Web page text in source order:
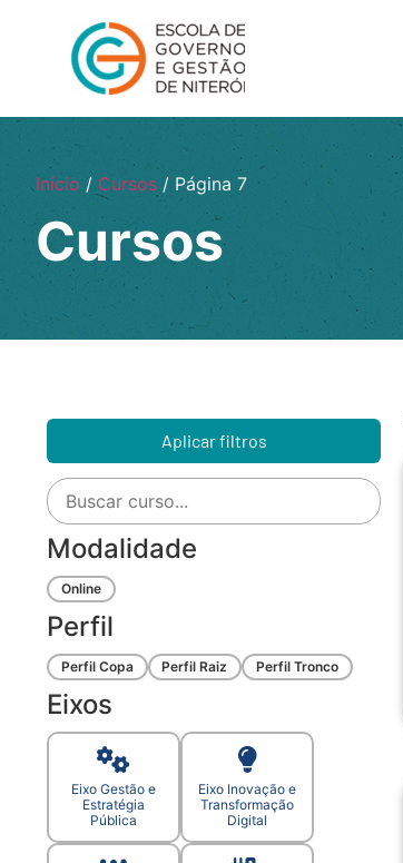
Início/Cursos/ Página 7
Cursos
Aplicar filtros
Modalidade
Online
Perfil
Perfil Copa Perfil Raiz Perfil Tronco
Eixos
Eixo Gestão e
Estratégia
Pública
Eixo Inovação e
Transformação
Digital